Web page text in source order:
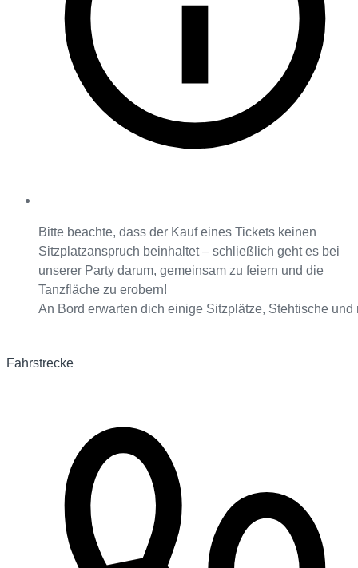
Bitte beachte, dass der Kauf eines Tickets keinen
Sitzplatzanspruch beinhaltet – schließlich geht es bei
unserer Party darum, gemeinsam zu feiern und die
Tanzfläche zu erobern!
An Bord erwarten dich einige Sitzplätze, Stehtische
Fahrstrecke